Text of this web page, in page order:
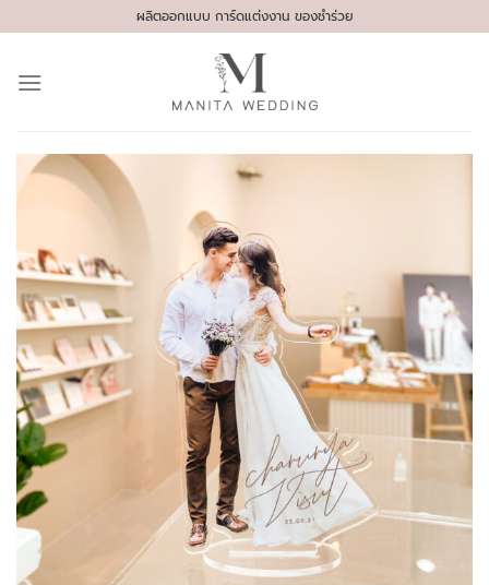
to
ผลิตออกแบบ การ์ดแต่งงาน ของชำร่วย